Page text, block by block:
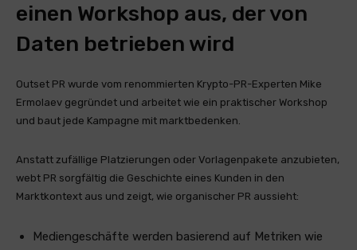
einen Workshop aus, der von
Daten betrieben wird
Outset PR wurde vom renommierten Krypto-PR-Experten Mike
Ermolaev gegründet und arbeitet wie ein praktischer Workshop
und baut jede Kampagne mit marktbedenken.
Anstatt zufällige Platzierungen oder Vorlagenpakete anzubieten,
webt PR sorgfältig die Geschichte eines Kunden in den
Marktkontext aus und zeigt, wie organischer PR aussieht:
Mediengeschäfte werden basierend auf Metriken wie